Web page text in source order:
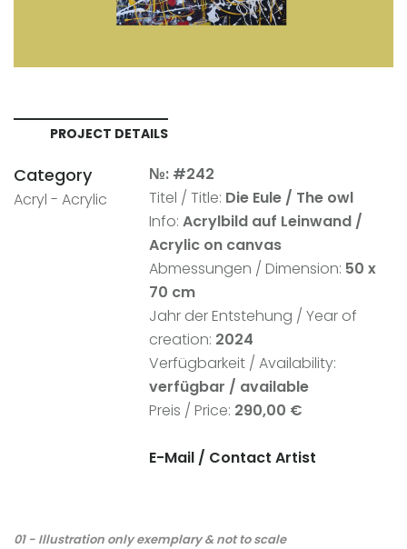
PROJECT DETAILS
Category
Acryl - Acrylic
№: #242
Titel / Title: Die Eule / The owl
Info:Acrylbild auf Leinwand /
Acrylic on canvas
Abmessungen / Dimension: 50 x
70 cm
Jahr der Entstehung / Year of
creation: 2024
Verfügbarkeit / Availability:
verfügbar / available
Preis / Price: 290,00 €
E-Mail / Contact Artist
01 - Illustration only exemplary & not to scale